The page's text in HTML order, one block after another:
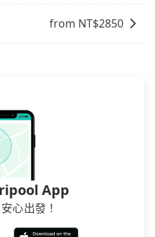
以把握最划算的價格。
from NT$2850
App
心出發！